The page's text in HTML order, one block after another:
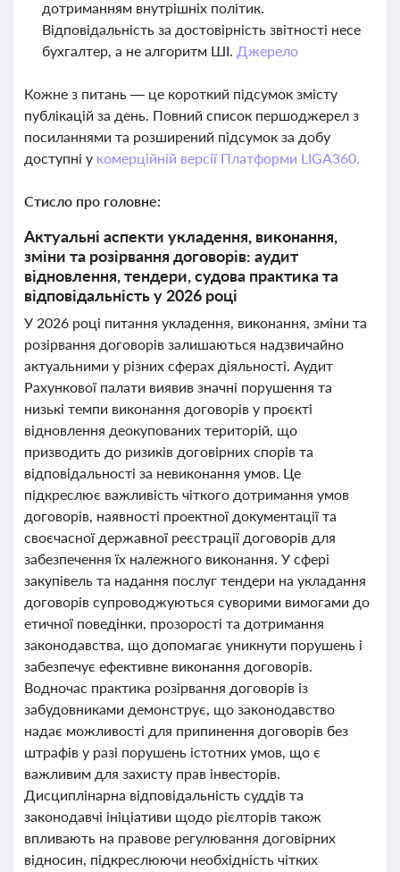
дотриманням внутрішніх політик.
Відповідальність за достовірність звітності несе
бухгалтер, а не алгоритм ШІ. Джерело
Кожне з питань — це короткий підсумок змісту
публікацій за день. Повний список першоджерел з
посиланнями та розширений підсумок за добу
доступні у комерційній версії Платформи LIGA360.
Стисло про головне:
Актуальні аспекти укладення, виконання,
зміни та розірвання договорів: аудит
відновлення, тендери, судова практика та
відповідальність у 2026 році
У 2026 році питання укладення, виконання, зміни та
розірвання договорів залишаються надзвичайно
актуальними у різних сферах діяльності. Аудит
Рахункової палати виявив значні порушення та
низькі темпи виконання договорів у проєкті
відновлення деокупованих територій, що
призводить до ризиків договірних спорів та
відповідальності за невиконання умов. Це
підкреслює важливість чіткого дотримання умов
договорів, наявності проектної документації та
своєчасної державної реєстрації договорів для
забезпечення їх належного виконання. У сфері
закупівель та надання послуг тендери на укладання
договорів супроводжуються суворими вимогами до
етичної поведінки, прозорості та дотримання
законодавства, що допомагає уникнути порушень і
забезпечує ефективне виконання договорів.
Водночас практика розірвання договорів із
забудовниками демонструє, що законодавство
надає можливості для припинення договорів без
штрафів у разі порушень істотних умов, що є
важливим для захисту прав інвесторів.
Дисциплінарна відповідальність суддів та
законодавчі ініціативи щодо рієлторів також
впливають на правове регулювання договірних
відносин, підкреслюючи необхідність чітких